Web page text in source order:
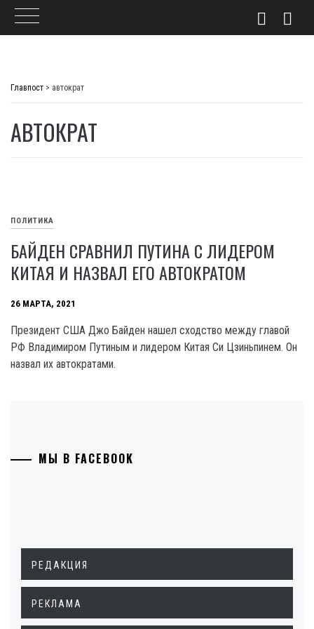
Главпост > автократ
АВТОКРАТ
ПОЛИТИКА
БАЙДЕН СРАВНИЛ ПУТИНА С ЛИДЕРОМ
КИТАЯ И НАЗВАЛ ЕГО АВТОКРАТОМ
26 МАРТА, 2021
Президент США Джо Байден нашел сходство между главой
РФ Владимиром Путиным и лидером Китая Си Цзиньпинем. Он
назвал их автократами.
МЫ В FACEBOOK
РЕДАКЦИЯ
РЕКЛАМА